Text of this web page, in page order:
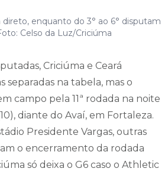
enquanto do 3° ao 6° disputam
Celso da Luz/Criciúma
Criciúma e Ceará
separadas na tabela, mas o
campo pela 11ª rodada na noite
diante do Avaí, em Fortaleza.
Presidente Vargas, outras
o encerramento da rodada
só deixa o G6 caso o Athletic